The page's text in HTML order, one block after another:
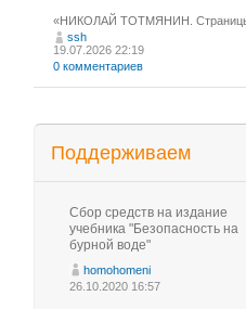
«НИКОЛАЙ ТОТМЯНИН.
ssh
19.07.2026 22:19
0 комментариев
Поддерживаем
Сбор средств на издание
учебника "Безопасность на
бурной воде"
homohomeni
26.10.2020 16:57